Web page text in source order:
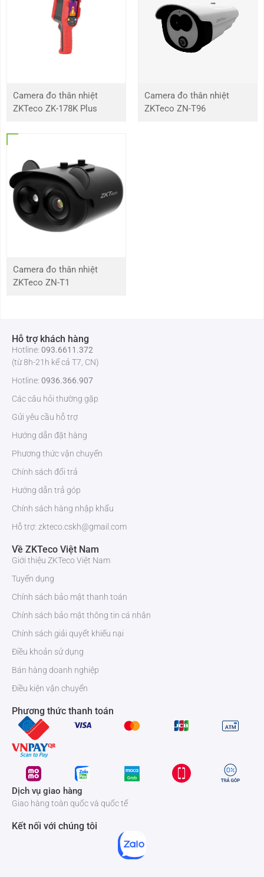
Camera đo thân nhiệt
ZKTeco ZK-178K Plus
Camera đo thân nhiệt
ZKTeco ZN-T96
Camera đo thân nhiệt
ZKTeco ZN-T1
Hỗ trợ khách hàng
Hotline: 093.6611.372
(từ 8h-21h kể cả T7, CN)
Hotline: 0936.366.907
Các câu hỏi thường gặp
Gửi yêu cầu hỗ trợ
Hướng dẫn đặt hàng
Phương thức vận chuyển
Chính sách đổi trả
Hướng dẫn trả góp
Chính sách hàng nhập khẩu
Hỗ trợ: zkteco.cskh@gmail.com
Về ZKTeco Việt Nam
Giới thiệu ZKTeco Việt Nam
Tuyển dụng
Chính sách bảo mật thanh toán
Chính sách bảo mật thông tin cá nhân
Chính sách giải quyết khiếu nại
Điều khoản sử dụng
Bán hàng doanh nghiệp
Điều kiện vận chuyển
Phương thức thanh toán
Dịch vụ giao hàng
Giao hàng toàn quốc và quốc tế
Kết nối với chúng tôi